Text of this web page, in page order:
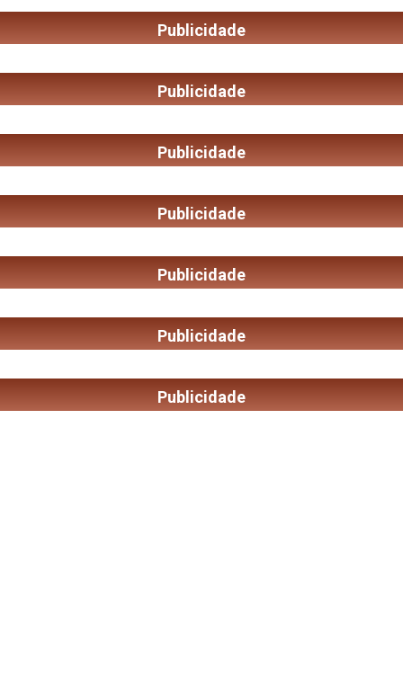
Publicidade
Publicidade
Publicidade
Publicidade
Publicidade
Publicidade
Publicidade